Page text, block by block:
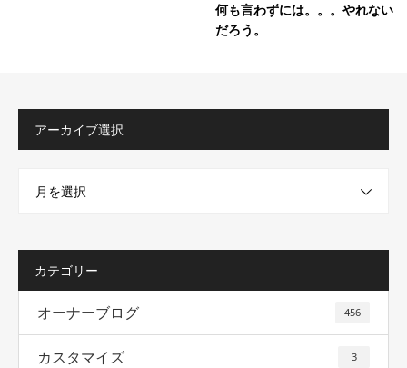
何も言わずには。。。やれない
だろう。
アーカイブ選択
月を選択
カテゴリー
オーナーブログ 456
カスタマイズ 3